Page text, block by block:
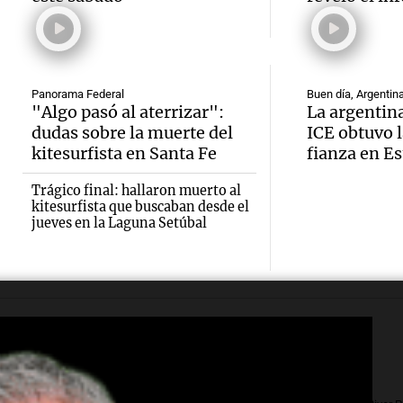
Episodios
datos
Episodios
sobre
Audio.
se
Panorama
Audio.
14
robos
Panorama Federal
"Algo pasó al aterrizar":
dudas sobre la muerte del
kitesurfista en Santa Fe
Trágico final: hallaron muerto al
kitesurfista que buscaban desde el
jueves en la Laguna Setúbal
Buen día,
La
ICE obtuvo
fianza en